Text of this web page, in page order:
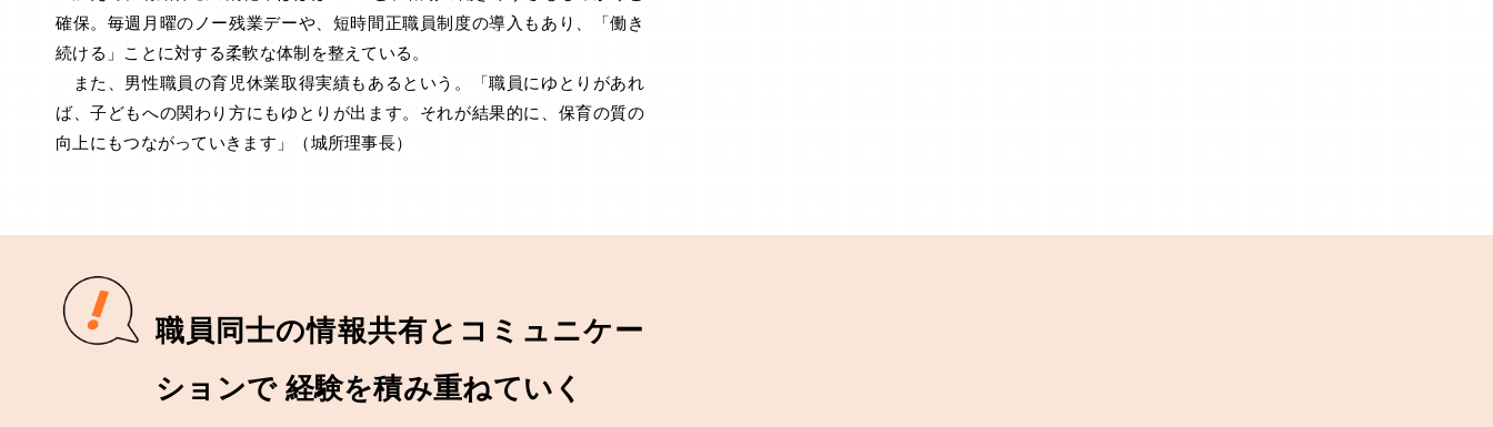
確保。毎週月曜のノー残業デーや、短時間正職員制度の導入もあり、「働き
続ける」ことに対する柔軟な体制を整えている。
また、男性職員の育児休業取得実績もあるという。「職員にゆとりがあれ
ば、子どもへの関わり方にもゆとりが出ます。それが結果的に、保育の質の
向上にもつながっていきます」（城所理事長）
職員同士の情報共有とコミュニケー
ションで 経験を積み重ねていく